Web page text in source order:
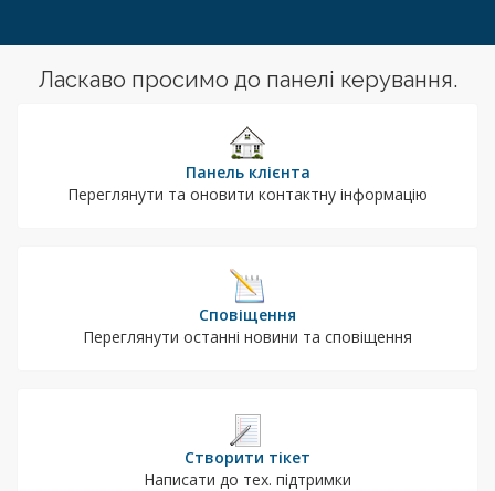
Ласкаво просимо до панелі керування.
Панель клієнта
Переглянути та оновити контактну інформацію
Сповіщення
Переглянути останні новини та сповіщення
Створити тікет
Написати до тех. підтримки